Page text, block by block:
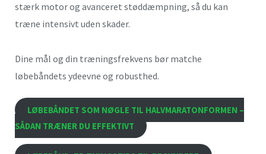
stærk motor og avanceret støddæmpning, så du kan
træne intensivt uden skader.
Dine mål og din træningsfrekvens bør matche
løbebåndets ydeevne og robusthed.
LØBEBÅNDET SOM NØGLE TIL HALVMARATONFORMEN –
SÅDAN TRÆNER DU EFFEKTIVT